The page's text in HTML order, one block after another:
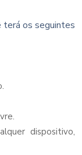
terá os seguintes
dispositivo,